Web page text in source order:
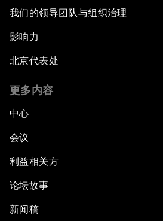
我们的领导团队与组织治理
影响力
北京代表处
更多内容
中心
会议
利益相关方
论坛故事
新闻稿